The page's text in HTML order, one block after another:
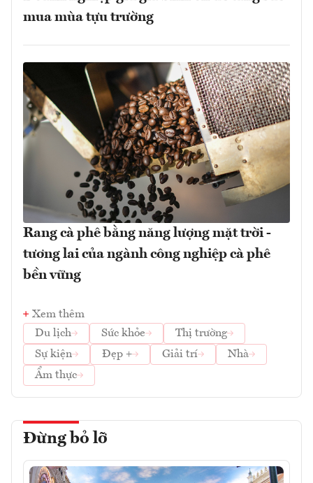
mua mùa tựu trường
Rang cà phê bằng năng lượng mặt trời -
tương lai của ngành công nghiệp cà phê
bền vững
Xem thêm
Du lịch
Sức khỏe
Thị trường
Sự kiện
Đẹp + Giải trí
Nhà
Ẩm thực
Đừng bỏ lỡ